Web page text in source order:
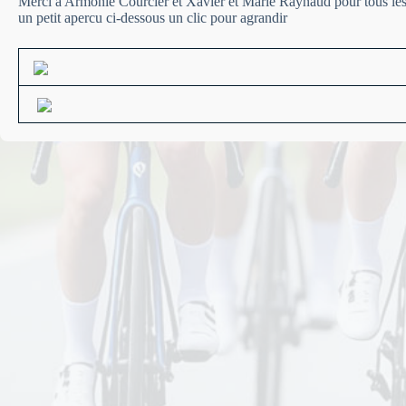
un petit apercu ci-dessous un clic pour agrandir